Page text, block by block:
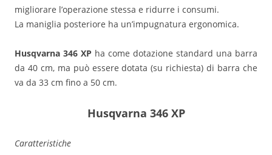
migliorare l’operazione stessa e ridurre i consumi.
La maniglia posteriore ha un’impugnatura ergonomica.
Husqvarna 346 XP ha come dotazione standard una barra
da 40 cm, ma può essere dotata (su richiesta) di barra che
va da 33 cm fino a 50 cm.
Husqvarna 346 XP
Caratteristiche